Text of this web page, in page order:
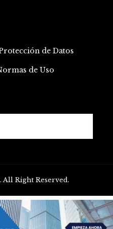
de Datos
de Uso
All Right Reserved.